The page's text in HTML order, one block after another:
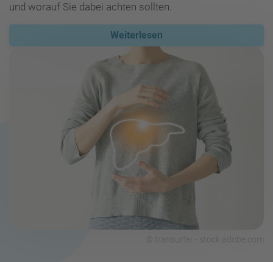
und worauf Sie dabei achten sollten.
Weiterlesen